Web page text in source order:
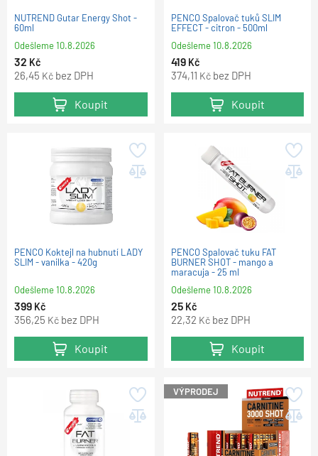
NUTREND Gutar Energy Shot -
60ml
Odešleme10.8.2026
32 Kč
26,45 Kč bez DPH
Koupit
PENCO Spalovač tuků SLIM
EFFECT - citron - 500ml
Odešleme10.8.2026
419 Kč
374,11 Kč bez DPH
Koupit
PENCO Koktejl na hubnutí LADY
SLIM - vanilka - 420g
Odešleme10.8.2026
399 Kč
356,25 Kč bez DPH
Koupit
PENCO Spalovač tuku FAT
BURNER SHOT - mango a
maracuja - 25 ml
Odešleme10.8.2026
25 Kč
22,32 Kč bez DPH
Koupit
VÝPRODEJ